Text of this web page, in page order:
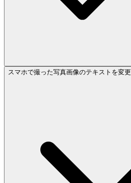
スマホで撮った写真画像のテキストを変